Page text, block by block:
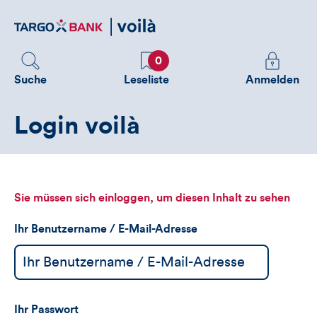
zum
Suche
Favoriten
0
Leseliste
Melden
Sie
sehen
Anmelden
Login voilà
Sie müssen sich einloggen, um diesen Inhalt zu sehen
Ihr Benutzername / E-Mail-Adresse
Ihr Passwort